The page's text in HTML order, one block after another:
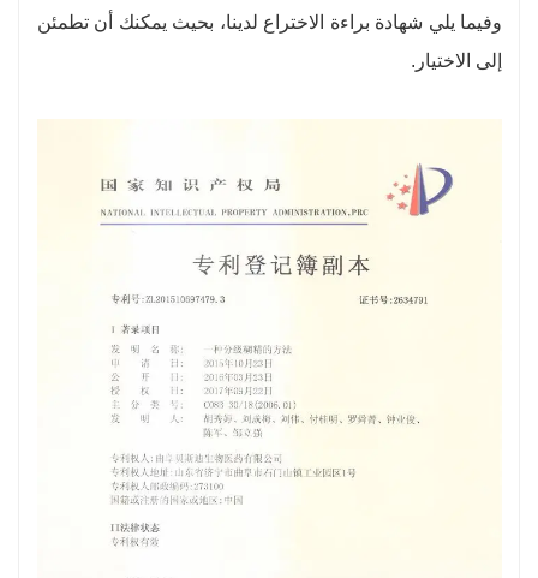
وفيما يلي شهادة براءة الاختراع لدينا، بحيث يمكنك أن تطمئن
إلى الاختيار.